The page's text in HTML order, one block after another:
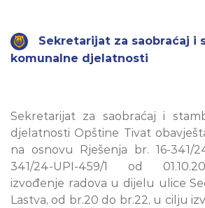
Sekretarijat za saobraćaj i
komunalne djelatnosti
Sekretarijat za saobraćaj i
djelatnosti Opštine Tivat
na osnovu Rješenja br. 16-341/
341/24-UPI-459/1 od
izvođenje radova u dijelu ulice
Lastva, od br.20 do br.22, u cilju